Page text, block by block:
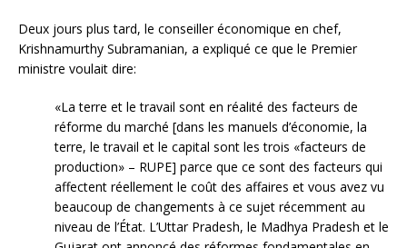
Deux jours plus tard, le conseiller économique en chef,
Krishnamurthy Subramanian, a expliqué ce que le Premier
ministre voulait dire:
«La terre et le travail sont en réalité des facteurs de
réforme du marché [dans les manuels d’économie, la
terre, le travail et le capital sont les trois «facteurs de
production» – RUPE] parce que ce sont des facteurs qui
affectent réellement le coût des affaires et vous avez vu
beaucoup de changements à ce sujet récemment au
niveau de l’État. L’Uttar Pradesh, le Madhya Pradesh et le